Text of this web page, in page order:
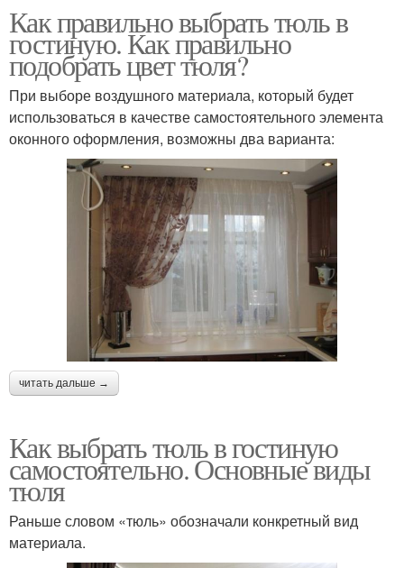
Как правильно выбрать тюль в
гостиную. Как правильно
подобрать цвет тюля?
При выборе воздушного материала, который будет
использоваться в качестве самостоятельного элемента
оконного оформления, возможны два варианта:
читать дальше →
Как выбрать тюль в гостиную
самостоятельно. Основные виды
тюля
Раньше словом «тюль» обозначали конкретный вид
материала.